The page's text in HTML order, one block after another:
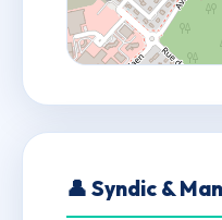
👤 Syndic &